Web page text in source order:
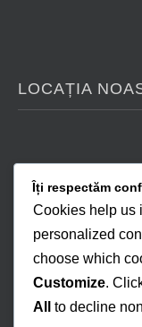
LOCAȚIA
Îți respectăm
Cookies help us
personalized
choose which
Customize.
All
to decline